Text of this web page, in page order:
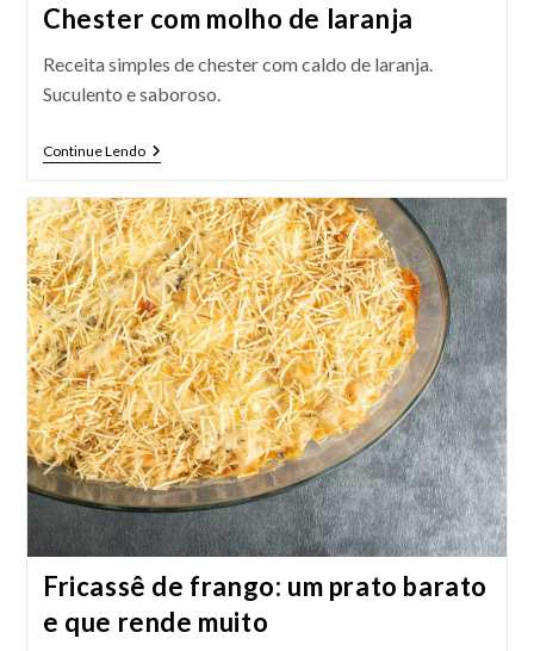
Chester com molho de laranja
Receita simples de chester com caldo de laranja.
Suculento e saboroso.
Continue LendoChester
Com
De
Laranja
Fricassê de frango: um prato barato
e que rende muito